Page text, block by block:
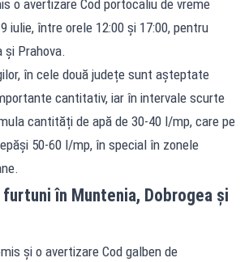
o avertizare Cod portocaliu de vreme
iulie, între orele 12:00 și 17:00, pentru
și Prahova.
în cele două județe sunt așteptate
cantitativ, iar în intervale scurte
cantități de apă de 30-40 l/mp, care pe
50-60 l/mp, în special în zonele
în Muntenia, Dobrogea și
și o avertizare Cod galben de